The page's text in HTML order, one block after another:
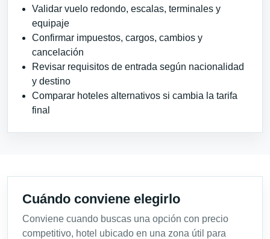
Validar vuelo redondo, escalas, terminales y
equipaje
Confirmar impuestos, cargos, cambios y
cancelación
Revisar requisitos de entrada según nacionalidad
y destino
Comparar hoteles alternativos si cambia la tarifa
final
Cuándo conviene elegirlo
Conviene cuando buscas una opción con precio
competitivo, hotel ubicado en una zona útil para